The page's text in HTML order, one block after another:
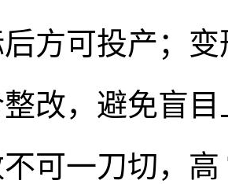
方可投产；
改，避免盲
可一刀切，